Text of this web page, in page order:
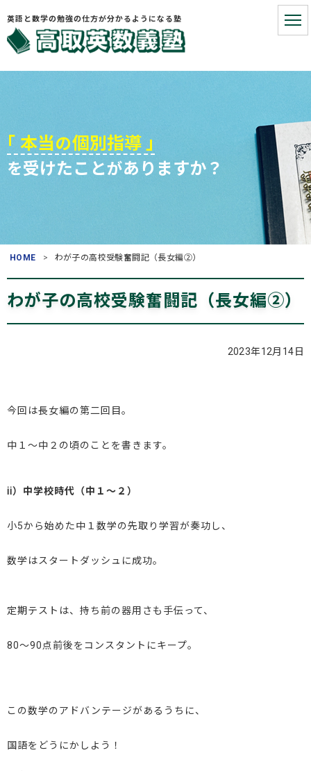
英語と数学の勉強の仕方が分かるようになる塾
｢ 本当の個別指導 ｣
を受けたことがありますか？
HOME わが子の高校受験奮闘記（長女編②）
わが子の高校受験奮闘記（長女編②）
2023年12月14日
今回は長女編の第二回目。
中１～中２の頃のことを書きます。
ⅱ）中学校時代（中１～２）
小5から始めた中１数学の先取り学習が奏功し、
数学はスタートダッシュに成功。
定期テストは、持ち前の器用さも手伝って、
80～90点前後をコンスタントにキープ。
この数学のアドバンテージがあるうちに、
国語をどうにかしよう！
こういうお悩みないですか?
お悩みを解決する3つの手順
よくある質問(入塾・授業料など)
アクセス